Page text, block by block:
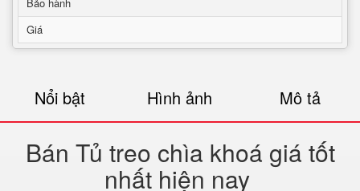
Giá
Nổi bật Hình ảnh Mô tả
Bán Tủ treo chìa khoá giá tốt
nhất hiện nay